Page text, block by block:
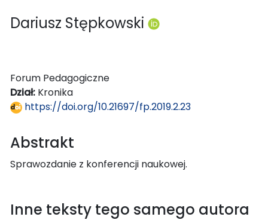
Dariusz Stępkowski
Forum Pedagogiczne
Dział: Kronika
https://doi.org/10.21697/fp.2019.2.23
Abstrakt
Sprawozdanie z konferencji naukowej.
Inne teksty tego samego autora